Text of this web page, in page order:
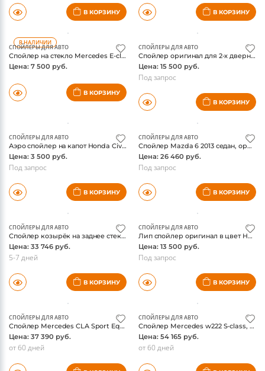
В НАЛИЧИИ
НАКЛАДКИ И МОЛДИНГИ ДЛЯ АВТО,СПОЙЛЕРЫ ДЛЯ АВТО
Накладки на стойки спойлера Toyota Rav4 2019-, хром
В КОРЗИНУ
В НАЛИЧИИ
СПОЙЛЕРЫ ДЛЯ АВТО
Спойлер на крышку багажника Lexus ES 2019-, под покраску
В КОРЗИНУ
В НАЛИЧИИ
СПОЙЛЕРЫ ДЛЯ АВТО
Спойлер на стекло Mercedes E-class W214 в стиле AMG, под карбон
В КОРЗИНУ
Cпойлер оригинал для 2-х дверных а/м Range Rover Evoque
Цена: 15 500 руб.
В КОРЗИНУ
Аэро спойлер на капот Honda Civic 2012-2013
Цена: 3 500 руб.
В КОРЗИНУ
Спойлер Mazda 6 2013 седан, оригинал
Цена: 26 460 руб.
В КОРЗИНУ
Спойлер козырёк на заднее стекло на Мерседес w212 Sport, оригинал
Цена: 33 746 руб.
В КОРЗИНУ
Лип спойлер оригинал в цвет Honda CIVIC 2012-
Цена: 13 500 руб.
В КОРЗИНУ
Спойлер Mercedes CLA Sport Equipment, оригинал Спойлер Mercedes w222 S-class, оригинал